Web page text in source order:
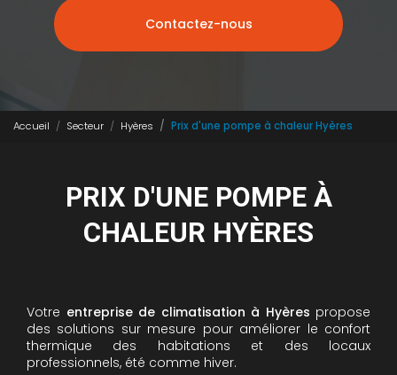
Contactez-nous
Accueil Secteur Hyères Prix d'une pompe à chaleur Hyères
PRIX D'UNE POMPE À
CHALEUR HYÈRES
Votre entreprise de climatisation à Hyères propose
des solutions sur mesure pour améliorer le confort
thermique des habitations et des locaux
professionnels, été comme hiver.